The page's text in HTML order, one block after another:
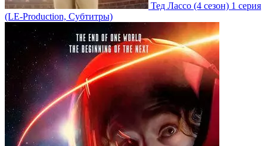
Тед Лассо (4 сезон) 1 серия
(LE-Production, Субтитры)